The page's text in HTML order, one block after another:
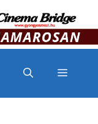
MENÜ